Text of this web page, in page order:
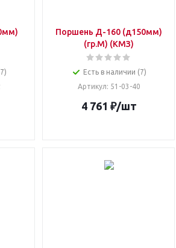
Поршень Д-160 (д150мм)
(гр.М) (КМЗ)
Есть в наличии (7)
Артикул: 51-03-40
4 761 ₽/шт